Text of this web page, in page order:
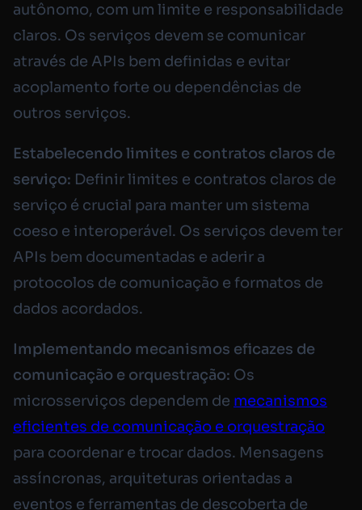
autônomo, com um limite e responsabilidade
claros. Os serviços devem se comunicar
através de APIs bem definidas e evitar
acoplamento forte ou dependências de
outros serviços.
Estabelecendo limites e contratos claros de
serviço: Definir limites e contratos claros de
serviço é crucial para manter um sistema
coeso e interoperável. Os serviços devem ter
APIs bem documentadas e aderir a
protocolos de comunicação e formatos de
dados acordados.
Implementando mecanismos eficazes de
comunicação e orquestração: Os
microsserviços dependem de mecanismos
eficientes de comunicação e orquestração
para coordenar e trocar dados. Mensagens
assíncronas, arquiteturas orientadas a
eventos e ferramentas de descoberta de